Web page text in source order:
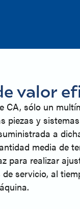
valor
sólo un
y
a
media de
para realizar
servicio, al